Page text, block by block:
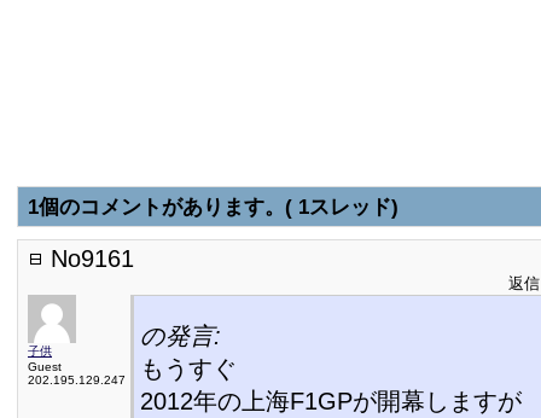
1個のコメントがあります。( 1スレッド)
No9161
返
子供
Guest
202.195.129.247
の発言:
もうすぐ
2012年の上海F1GPが開幕しますが